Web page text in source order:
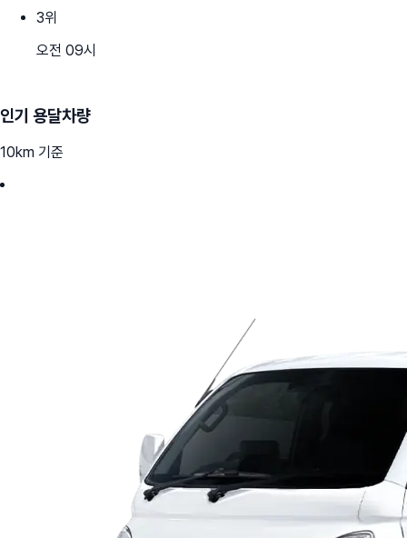
3위
오전 09시
인기 용달차량
10km 기준